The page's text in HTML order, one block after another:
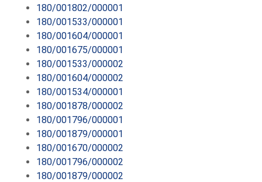
180/001802/000001
180/001533/000001
180/001604/000001
180/001675/000001
180/001533/000002
180/001604/000002
180/001534/000001
180/001878/000002
180/001796/000001
180/001879/000001
180/001670/000002
180/001796/000002
180/001879/000002